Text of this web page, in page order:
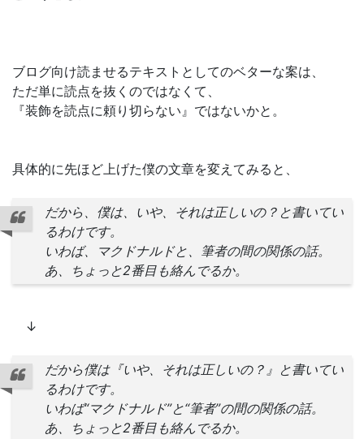
ブログ向け読ませるテキストとしてのベターな案は、
ただ単に読点を抜くのではなくて、
『装飾を読点に頼り切らない』ではないかと。
具体的に先ほど上げた僕の文章を変えてみると、
だから、僕は、いや、それは正しいの？と書いてい
るわけです。
いわば、マクドナルドと、筆者の間の関係の話。
あ、ちょっと2番目も絡んでるか。
↓
だから僕は『いや、それは正しいの？』と書いてい
るわけです。
いわば“マクドナルド”と“筆者”の間の関係の話。
あ、ちょっと2番目も絡んでるか。